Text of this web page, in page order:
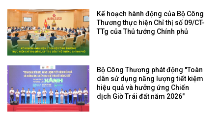
Kế hoạch hành động của Bộ Công
Thương thực hiện Chỉ thị số 09/CT-
TTg của Thủ tướng Chính phủ
Bộ Công Thương phát động "Toàn
dân sử dụng năng lượng tiết kiệm
hiệu quả và hưởng ứng Chiến
dịch Giờ Trái đất năm 2026"